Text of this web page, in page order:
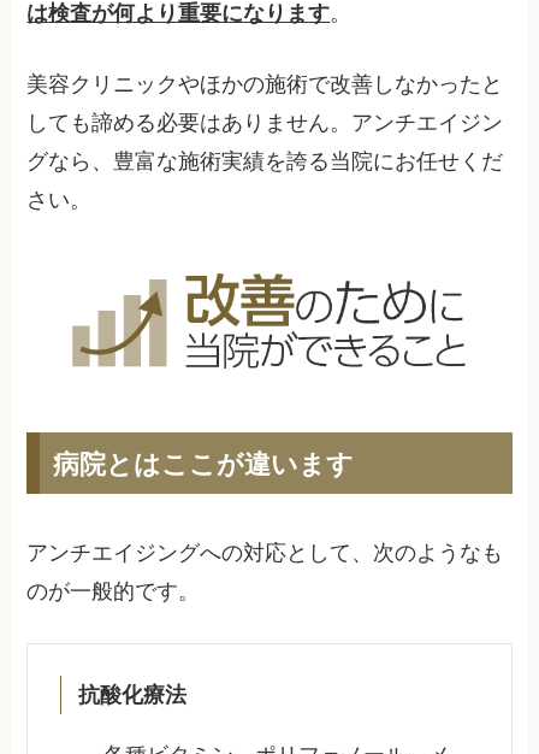
は検査が何より重要になります。
美容クリニックやほかの施術で改善しなかったと
しても諦める必要はありません。アンチエイジン
グなら、豊富な施術実績を誇る当院にお任せくだ
さい。
病院とはここが違います
アンチエイジングへの対応として、次のようなも
のが一般的です。
抗酸化療法